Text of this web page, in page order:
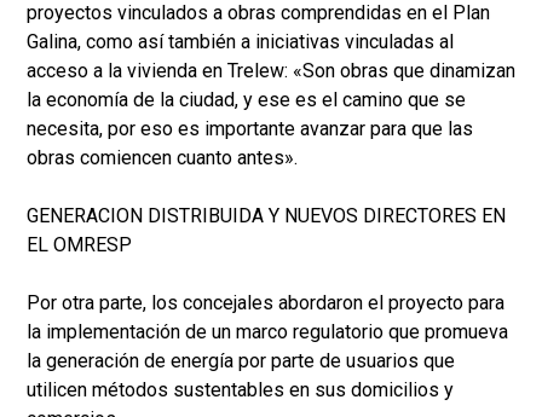
proyectos vinculados a obras comprendidas en el Plan
Galina, como así también a iniciativas vinculadas al
acceso a la vivienda en Trelew: «Son obras que dinamizan
la economía de la ciudad, y ese es el camino que se
necesita, por eso es importante avanzar para que las
obras comiencen cuanto antes».
GENERACION DISTRIBUIDA Y NUEVOS DIRECTORES EN
EL OMRESP
Por otra parte, los concejales abordaron el proyecto para
la implementación de un marco regulatorio que promueva
la generación de energía por parte de usuarios que
utilicen métodos sustentables en sus domicilios y